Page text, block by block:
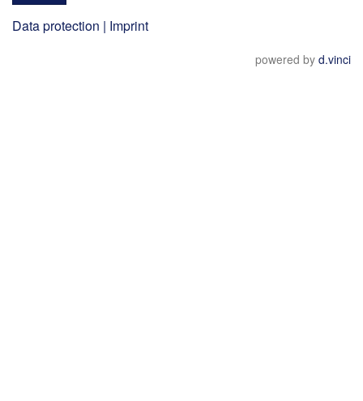
Data protection | Imprint
powered by d.vinci